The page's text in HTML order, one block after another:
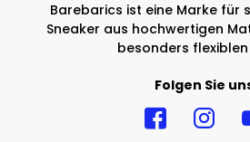
Barebarics ist eine Marke für
Sneaker aus hochwertigen
besonders flexiblen
Folgen Sie